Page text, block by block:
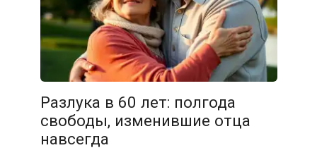
Разлука в 60 лет: полгода
свободы, изменившие отца
навсегда